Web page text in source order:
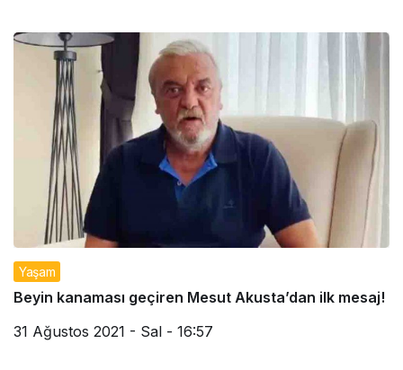
Yaşam
Beyin kanaması geçiren Mesut Akusta’dan ilk mesaj!
31 Ağustos 2021 - Sal - 16:57